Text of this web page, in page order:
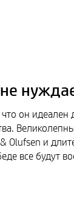
он идеален
Olufsen и
все будут